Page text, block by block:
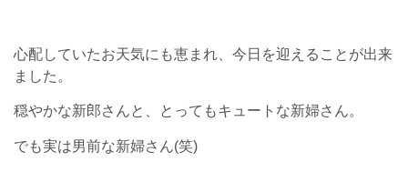
心配していたお天気にも恵まれ、今日を迎えることが出来
ました。
穏やかな新郎さんと、とってもキュートな新婦さん。
でも実は男前な新婦さん(笑)